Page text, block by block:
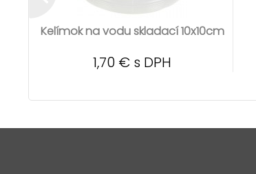
Kelímok na vodu skladací 10x10cm
1,70 € s DPH